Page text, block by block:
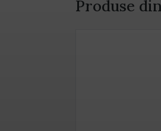
Produse